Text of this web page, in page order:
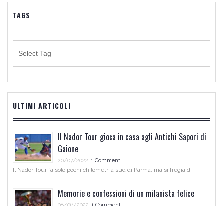
TAGS
ULTIMI ARTICOLI
Il Nador Tour gioca in casa agli Antichi Sapori di
Gaione
20/07/2022 1 Comment
Il Nador Tour fa solo pochi chilometri a sud di Parma, ma si fregia di …
Memorie e confessioni di un milanista felice